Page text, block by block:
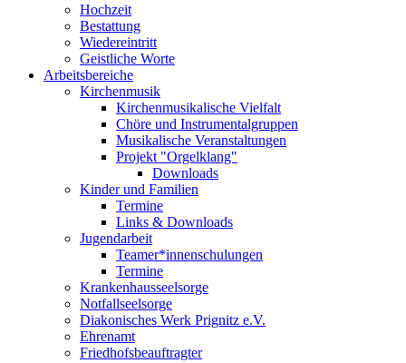
Hochzeit
Bestattung
Wiedereintritt
Geistliche Worte
Arbeitsbereiche
Kirchenmusik
Kirchenmusikalische Vielfalt
Chöre und Instrumentalgruppen
Musikalische Veranstaltungen
Projekt "Orgelklang"
Downloads
Kinder und Familien
Termine
Links & Downloads
Jugendarbeit
Teamer*innenschulungen
Termine
Krankenhausseelsorge
Notfallseelsorge
Diakonisches Werk Prignitz e.V.
Ehrenamt
Friedhofsbeauftragter